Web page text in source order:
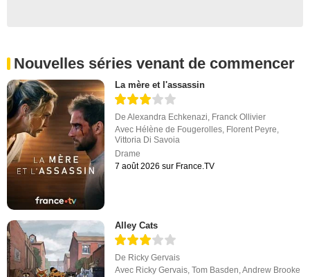
Nouvelles séries venant de commencer
La mère et l'assassin
DeAlexandra Echkenazi, Franck Ollivier
Avec Hélène de Fougerolles, Florent Peyre,
Vittoria Di Savoia
Drame
7 août 2026 sur France.TV
Alley Cats
De Ricky Gervais
Avec Ricky Gervais,Tom Basden,Andrew Brooke